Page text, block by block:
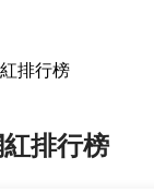
排行榜
排行榜